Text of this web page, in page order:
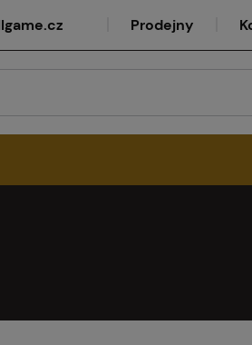
Prodejny